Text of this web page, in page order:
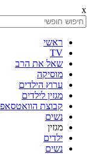
x
ראשי
TV
שאל את הרב
מוסיקה
ערוץ הילדים
מגזין לילדים
קבוצת הוואטסאפ
נשים
מגזין
ילדים
נשים